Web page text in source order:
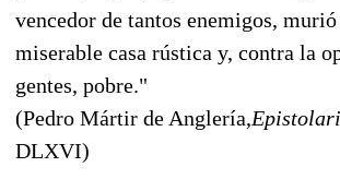
vencedor de tantos enemigos, murió
miserable casa rústica y, contra la
gentes, pobre."
(Pedro Mártir de Anglería,
DLXVI)